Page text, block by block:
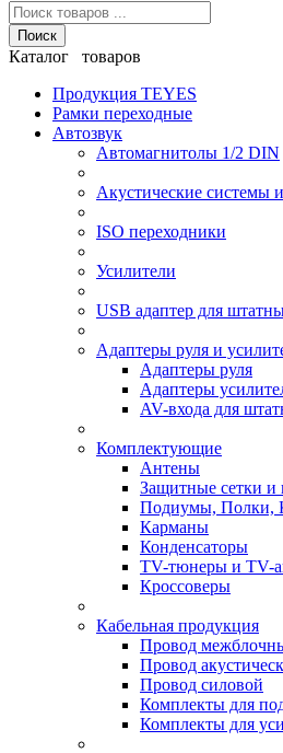
Поиск
Каталог товаров
Продукция TEYES
Рамки переходные
Автозвук
Автомагнитолы 1/2 DIN
Акустические системы
ISO переходники
Усилители
USB адаптер для
Адаптеры руля и
Адаптеры руля
Адаптеры
AV-входа для
Комплектующие
Антены
Защитные сетки и
Подиумы, Полки,
Карманы
Конденсаторы
TV-тюнеры и TV-
Кроссоверы
Кабельная продукция
Провод
Провод
Провод силовой
Комплекты для
Комплекты для